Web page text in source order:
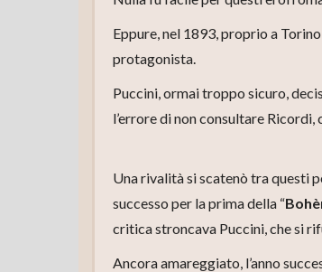
Eppure, nel 1893, proprio a
protagonista.
Puccini, ormai troppo sicuro,
l’errore di non consultare
Una rivalità si scatenò tra questi
successo per la prima della “
critica stroncava Puccini, che si
Ancora amareggiato, l’anno